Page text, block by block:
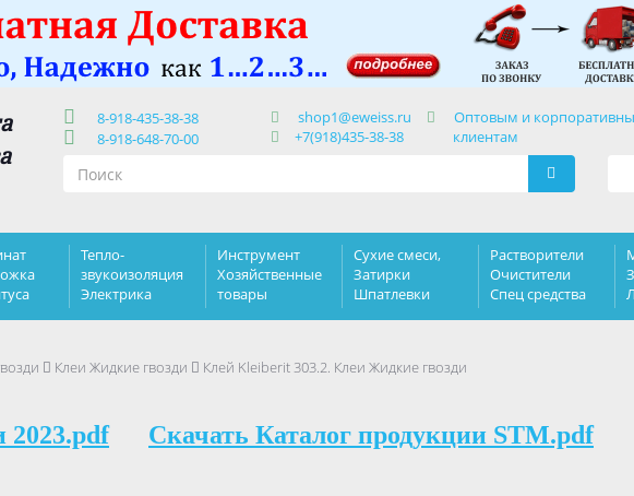
8-918-435-38-38
8-918-648-70-00
shop1@eweiss.ru
+7(918)435-38-38
Оптовым и
клиентам
Тепло-
звукоизоляция
Электрика
Инструмент
Хозяйственные
товары
Сухие смеси,
Затирки
Шпатлевки
Растворители
Очистители
Спец средства
Клеи Жидкие гвозди Клей Kleiberit 303.2. Клеи Жидкие гвозди
2023.pdf Скачать Каталог продукции STM.pdf